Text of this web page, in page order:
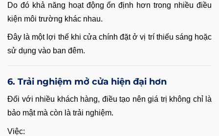
Do đó khả năng hoạt động ổn định hơn trong nhiều điều
kiện môi trường khác nhau.
Đây là một lợi thế khi cửa chính đặt ở vị trí thiếu sáng hoặc
sử dụng vào ban đêm.
6. Trải nghiệm mở cửa hiện đại hơn
Đối với nhiều khách hàng, điều tạo nên giá trị không chỉ là
bảo mật mà còn là trải nghiệm.
Việc: